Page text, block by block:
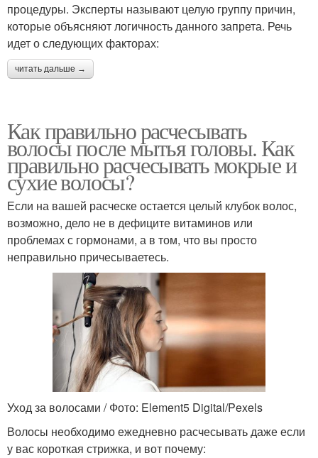
процедуры. Эксперты называют целую группу причин,
которые объясняют логичность данного запрета. Речь
идет о следующих факторах:
читать дальше →
Как правильно расчесывать
волосы после мытья головы. Как
правильно расчесывать мокрые и
сухие волосы?
Если на вашей расческе остается целый клубок волос,
возможно, дело не в дефиците витаминов или
проблемах с гормонами, а в том, что вы просто
неправильно причесываетесь.
Уход за волосами / Фото: Element5 Digital/Pexels
Волосы необходимо ежедневно расчесывать даже если
у вас короткая стрижка, и вот почему: